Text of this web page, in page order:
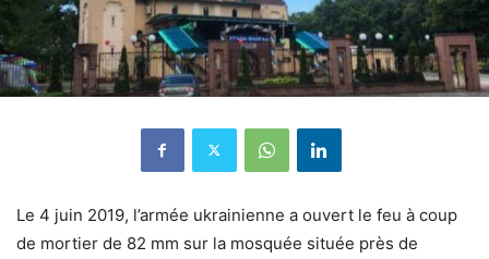
Le 4 juin 2019, l’armée ukrainienne a ouvert le feu à coup
de mortier de 82 mm sur la mosquée située près de